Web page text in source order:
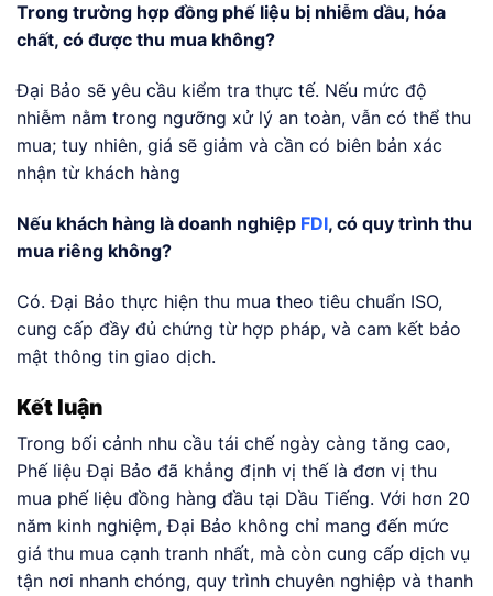
Trong trường hợp đồng phế liệu bị nhiễm dầu, hóa
chất, có được thu mua không?
Đại Bảo sẽ yêu cầu kiểm tra thực tế. Nếu mức độ
nhiễm nằm trong ngưỡng xử lý an toàn, vẫn có thể thu
mua; tuy nhiên, giá sẽ giảm và cần có biên bản xác
nhận từ khách hàng
Nếu khách hàng là doanh nghiệp FDI, có quy trình thu
mua riêng không?
Có. Đại Bảo thực hiện thu mua theo tiêu chuẩn ISO,
cung cấp đầy đủ chứng từ hợp pháp, và cam kết bảo
mật thông tin giao dịch.
Kết luận
Trong bối cảnh nhu cầu tái chế ngày càng tăng cao,
Phế liệu Đại Bảo đã khẳng định vị thế là đơn vị thu
mua phế liệu đồng hàng đầu tại Dầu Tiếng. Với hơn 20
năm kinh nghiệm, Đại Bảo không chỉ mang đến mức
giá thu mua cạnh tranh nhất, mà còn cung cấp dịch vụ
tận nơi nhanh chóng, quy trình chuyên nghiệp và thanh